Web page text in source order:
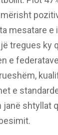
mesatare e
tregues ky
e
e
shtyllat